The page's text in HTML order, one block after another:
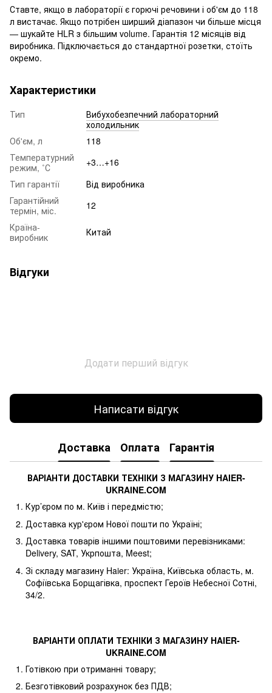
Ставте, якщо в лабораторії є горючі речовини і об'єм до 118
л вистачає. Якщо потрібен ширший діапазон чи більше місця
— шукайте HLR з більшим volume. Гарантія 12 місяців від
виробника. Підключається до стандартної розетки, стоїть
окремо.
Характеристики
Тип
Вибухобезпечний лабораторний
холодильник
Об'єм, л
118
Температурний
режим, ˚С
+3…+16
Тип гарантії
Від виробника
Гарантійний
термін, міс.
12
Країна-
виробник
Китай
Відгуки
Додати перший відгук
Написати відгук
Доставка Оплата Гарантія
ВАРІАНТИ ДОСТАВКИ ТЕХНІКИ З МАГАЗИНУ HAIER-
UKRAINE.COM
Кур’єром по м. Київ і передмістю;
Доставка кур'єром Нової пошти по Україні;
Доставка товарів іншими поштовими перевізниками:
Delivery, SAT, Укрпошта, Meest;
Зі складу магазину Haier: Україна, Київська область, м.
Софіївська Борщагівка, проспект Героїв Небесної Сотні,
34/2.
ВАРІАНТИ ОПЛАТИ ТЕХНІКИ З МАГАЗИНУ HAIER-
UKRAINE.COM
Готівкою при отриманні товару;
Безготівковий розрахунок без ПДВ;